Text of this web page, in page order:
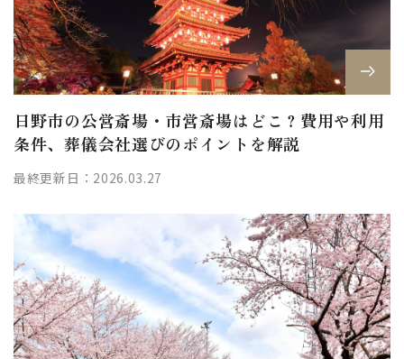
日野市の公営斎場・市営斎場はどこ？費用や利用
条件、葬儀会社選びのポイントを解説
最終更新日：2026.03.27